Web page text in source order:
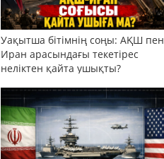
Уақытша бітімнің соңы: АҚШ пен
Иран арасындағы текетірес
неліктен қайта ушықты?